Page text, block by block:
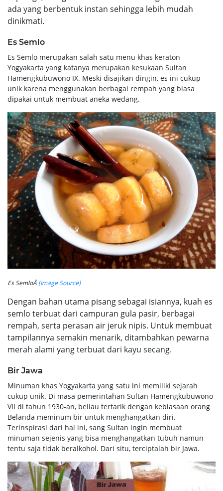
ada yang berbentuk instan sehingga lebih mudah
dinikmati.
Es Semlo
Es Semlo merupakan salah satu menu khas keraton
Yogyakarta yang katanya merupakan kesukaan Sultan
Hamengkubuwono IX. Meski disajikan dingin, es ini cukup
unik karena menggunakan berbagai rempah yang biasa
dipakai untuk membuat aneka wedang.
Es SemloÂ [Image Source]
Dengan bahan utama pisang sebagai isiannya, kuah es
semlo terbuat dari campuran gula pasir, berbagai
rempah, serta perasan air jeruk nipis. Untuk membuat
tampilannya semakin menarik, ditambahkan pewarna
merah alami yang terbuat dari kayu secang.
Bir Jawa
Minuman khas Yogyakarta yang satu ini memiliki sejarah
cukup unik. Di masa pemerintahan Sultan Hamengkubuwono
VII di tahun 1930-an, beliau tertarik dengan kebiasaan orang
Belanda meminum bir untuk menghangatkan diri.
Terinspirasi dari hal ini, sang Sultan ingin membuat
minuman sejenis yang bisa menghangatkan tubuh namun
tentu saja tidak beralkohol. Dari situ, terciptalah bir Jawa.